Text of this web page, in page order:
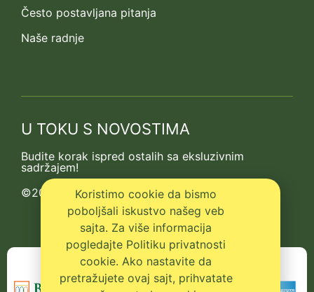
Često postavljana pitanja
Naše radnje
U TOKU S NOVOSTIMA
Budite korak ispred ostalih sa eksluzivnim
sadržajem!
©2013-2026 Kedrova prica
Koristimo cookie da bismo
poboljšali iskustvo našeg veb
sajta. Za više informacija
pogledajte Politiku privatnosti
cookie. Ako nastavite da
pretražujete ovaj sajt, prihvatate